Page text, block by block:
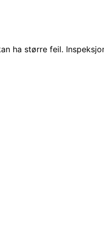
ha større feil.